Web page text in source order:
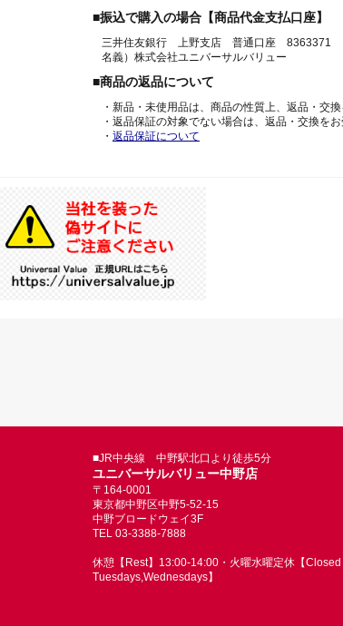
■振込で購入の場合【商品代金支払口座】
三井住友銀行 上野支店 普通口座 8363371
名義）株式会社ユニバーサルバリュー
■商品の返品について
・新品・未使用品は、商品の性質上、返品・交換
・返品保証の対象でない場合は、返品・交換をお
・ 返品保証について
■JR中央線 中野駅北口より徒歩5分
ユニバーサルバリュー中野店
〒164-0001
東京都中野区中野5-52-15
中野ブロードウェイ3F
TEL 03-3388-7888
休憩【Rest】13:00-14:00・火曜水曜定休【Closed
Tuesdays,Wednesdays】